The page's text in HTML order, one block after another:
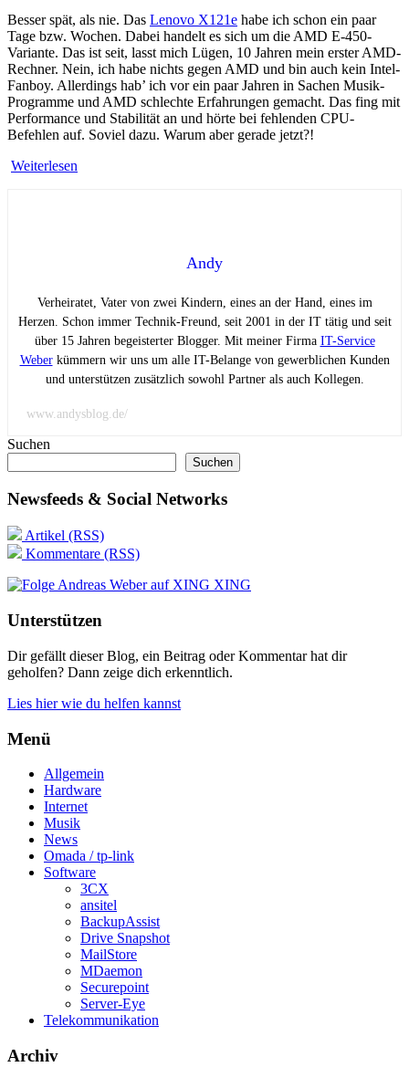
Besser spät, als nie. Das Lenovo X121e habe ich schon ein paar
Tage bzw. Wochen. Dabei handelt es sich um die AMD E-450-
Variante. Das ist seit, lasst mich Lügen, 10 Jahren mein erster AMD-
Rechner. Nein, ich habe nichts gegen AMD und bin auch kein Intel-
Fanboy. Allerdings hab’ ich vor ein paar Jahren in Sachen Musik-
Programme und AMD schlechte Erfahrungen gemacht. Das fing mit
Performance und Stabilität an und hörte bei fehlenden CPU-
Befehlen auf. Soviel dazu. Warum aber gerade jetzt?!
Weiterlesen
Andy
Verheiratet, Vater von zwei Kindern, eines an der Hand, eines im
Herzen. Schon immer Technik-Freund, seit 2001 in der IT tätig und seit
über 15 Jahren begeisterter Blogger. Mit meiner Firma IT-Service
Weberkümmern wir uns um alle IT-Belange von gewerblichen Kunden
und unterstützen zusätzlich sowohl Partner als auch Kollegen.
www.andysblog.de/
Suchen
Suchen
Newsfeeds & Social Networks
Artikel (RSS)
Kommentare (RSS)
XING
Unterstützen
Dir gefällt dieser Blog, ein Beitrag oder Kommentar hat dir
geholfen? Dann zeige dich erkenntlich.
Lies hier wie du helfen kannst
Menü
Allgemein
Hardware
Internet
Musik
News
Omada / tp-link
Software
3CX
ansitel
BackupAssist
Drive Snapshot
MailStore
MDaemon
Securepoint
Server-Eye
Telekommunikation
Archiv